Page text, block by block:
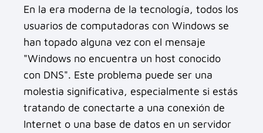
En la era moderna de la tecnología, todos los
usuarios de computadoras con Windows se
han topado alguna vez con el mensaje
"Windows no encuentra un host conocido
con DNS". Este problema puede ser una
molestia significativa, especialmente si estás
tratando de conectarte a una conexión de
Internet o una base de datos en un servidor